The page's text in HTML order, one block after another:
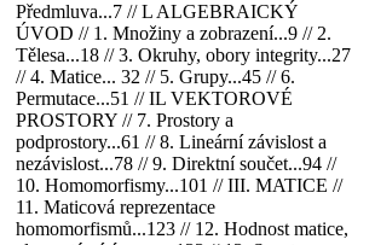
Předmluva...7 // L ALGEBRAICKÝ
ÚVOD // 1. Množiny a zobrazení...9 // 2.
Tělesa...18 // 3. Okruhy, obory integrity...27
// 4. Matice... 32 // 5. Grupy...45 // 6.
Permutace...51 // IL VEKTOROVÉ
PROSTORY // 7. Prostory a
podprostory...61 // 8. Lineární závislost a
nezávislost...78 // 9. Direktní součet...94 //
10. Homomorfismy...101 // III. MATICE //
11. Maticová reprezentace
homomorfismů...123 // 12. Hodnost matice,